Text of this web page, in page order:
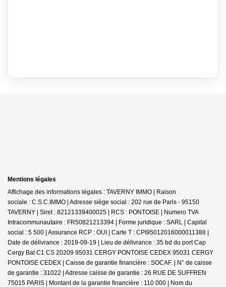
Mentions légales
Affichage des informations légales : TAVERNY IMMO | Raison
sociale : C.S.C.IMMO | Adresse siège social : 202 rue de Paris - 95150
TAVERNY | Siret : 82121339400025 | RCS : PONTOISE | Numero TVA
Intracommunautaire : FR50821213394 | Forme juridique : SARL | Capital
social : 5 500 | Assurance RCP : OUI | Carte T : CPI95012016000011388 |
Date de délivrance : 2019-09-19 | Lieu de délivrance : 35 bd du port Cap
Cergy Bat C1 CS 20209 95031 CERGY PONTOISE CEDEX 95031 CERGY
PONTOISE CEDEX | Caisse de garantie financière : SOCAF. | N° de caisse
de garantie : 31022 | Adresse caisse de garantie : 26 RUE DE SUFFREN
75015 PARIS | Montant de la garantie financière : 110 000 | Nom du